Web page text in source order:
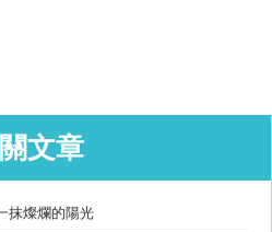
文章
抹燦爛的陽光